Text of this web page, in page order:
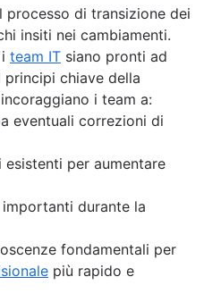
processo di transizione dei
insiti nei cambiamenti.
team IT siano pronti ad
chiave della
i team a:
eventuali correzioni di
esistenti per aumentare
durante la
fondamentali per
più rapido e